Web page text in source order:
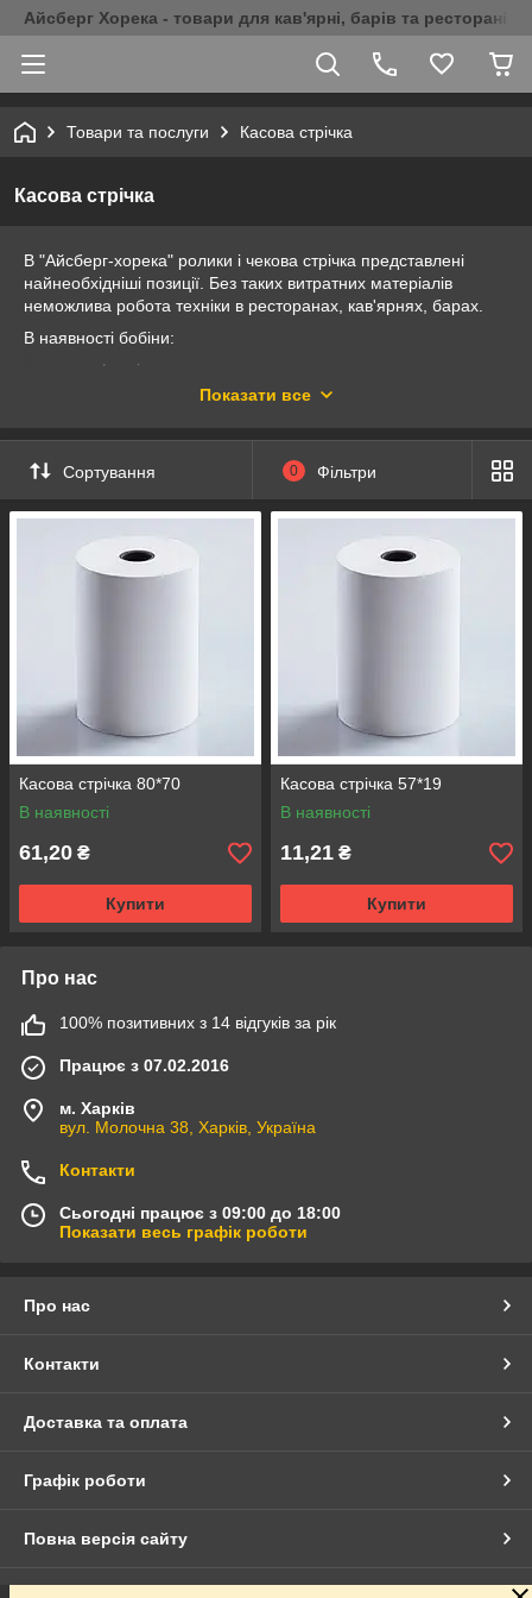
Айсберг Хорека - товари для кав'ярні, барів та ресторанів
Товари та послуги Касова стрічка
Касова стрічка
В "Айсберг-хорека" ролики і чекова стрічка представлені
найнеобхідніші позиції. Без таких витратних матеріалів
неможлива робота техніки в ресторанах, кав'ярнях, барах.
В наявності бобіни:
для факсів;
касових апаратів.
Якісні ролики паперу для техніки різних типів, а також чекова
стрічка пропонуються на вигідних умовах - можлива
безкоштовна доставка.
Показати все
Сортування 0 Фільтри
Касова стрічка 80*70
В наявності
61,20 ₴
Купити
Касова стрічка 57*19
В наявності
11,21 ₴
Купити
Про нас
100% позитивних з 14 відгуків за рік
Працює з 07.02.2016
м. Харків
вул. Молочна 38, Харків, Україна
Контакти
Сьогодні працює з 09:00 до 18:00
Показати весь графік роботи
Про нас
Контакти
Доставка та оплата
Графік роботи
Повна версія сайту